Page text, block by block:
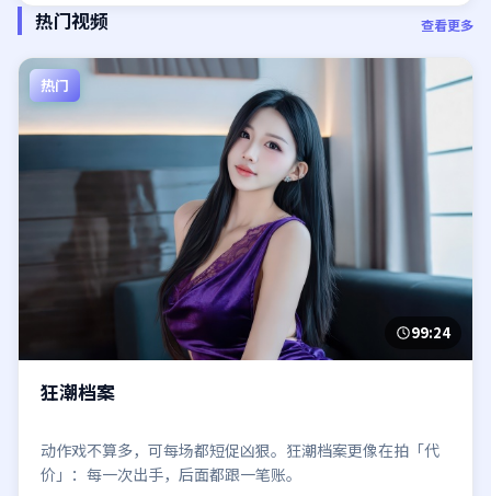
热门视频 查看更多
热门
99:24
狂潮档案
动作戏不算多，可每场都短促凶狠。狂潮档案更像在拍「代
价」：每一次出手，后面都跟一笔账。